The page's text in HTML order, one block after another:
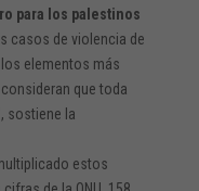
para los palestinos
casos de violencia de
elementos más
que toda
sostiene la
estos